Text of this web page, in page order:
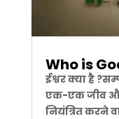
Who is
ईश्वर क्या है
एक-एक जीव
नियंत्रित करने